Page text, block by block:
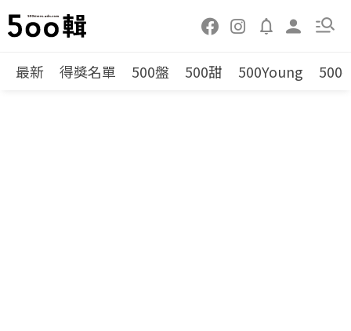
最新 得獎名單 500盤 500甜 500Young 500